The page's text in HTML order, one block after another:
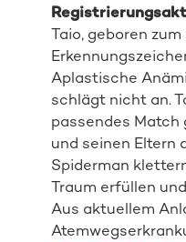
Taio, geboren
Aplastische
schlägt nicht an.
passendes Match
und seinen Eltern
Spiderman
Traum erfüllen
Aus aktuellem